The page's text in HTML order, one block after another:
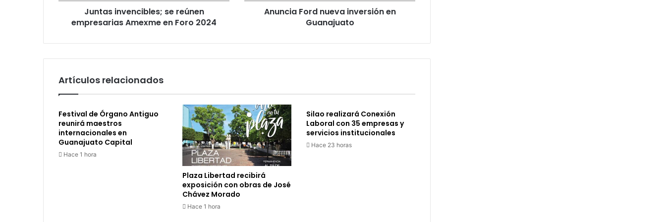
i
s
;
e
r
e
ú
n
Juntas invencibles; se reúnen
empresarias Amexme en Foro 2024
u
n
v
e
r
s
i
ó
n
e
n
Anuncia Ford nueva inversión en
Guanajuato
Artículos relacionados
Festival de Órgano Antiguo
reunirá maestros
internacionales en
Guanajuato Capital
Hace 1 hora
Plaza Libertad recibirá
exposición con obras de José
Chávez Morado
Hace 1 hora
Silao realizará Conexión
Laboral con 35 empresas y
servicios institucionales
Hace 23 horas